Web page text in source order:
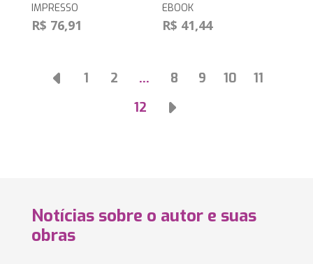
IMPRESSO
R$ 76,91
EBOOK
R$ 41,44
1 2 … 8 9 10
11
12
Notícias sobre o autor e suas
obras